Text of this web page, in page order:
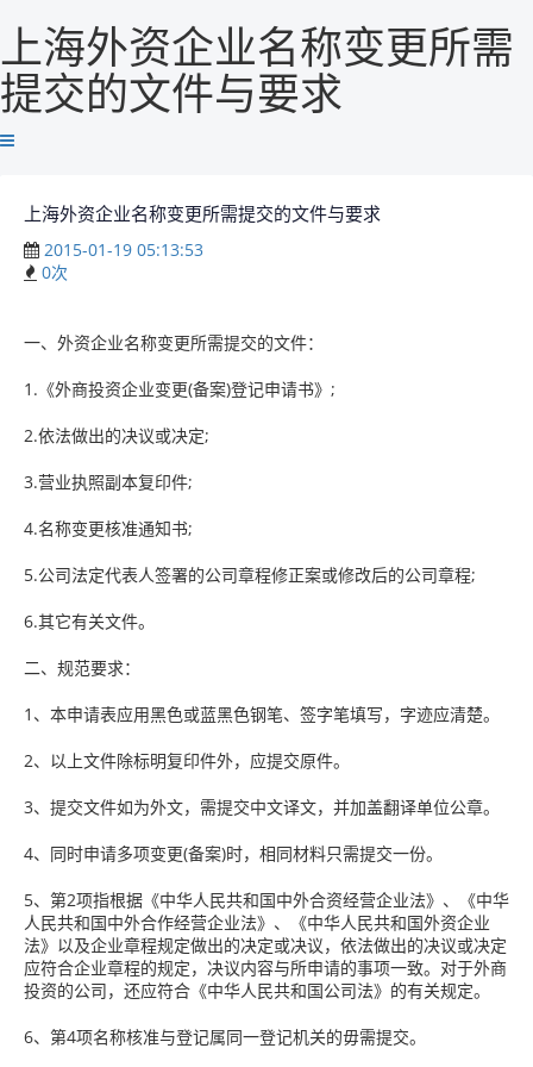
上海外资企业名称变更所需
提交的文件与要求
上海外资企业名称变更所需提交的文件与要求
2015-01-19 05:13:53
0次
一、外资企业名称变更所需提交的文件：
1.《外商投资企业变更(备案)登记申请书》;
2.依法做出的决议或决定;
3.营业执照副本复印件;
4.名称变更核准通知书;
5.公司法定代表人签署的公司章程修正案或修改后的公司章程;
6.其它有关文件。
二、规范要求：
1、本申请表应用黑色或蓝黑色钢笔、签字笔填写，字迹应清楚。
2、以上文件除标明复印件外，应提交原件。
3、提交文件如为外文，需提交中文译文，并加盖翻译单位公章。
4、同时申请多项变更(备案)时，相同材料只需提交一份。
5、第2项指根据《中华人民共和国中外合资经营企业法》、《中华
人民共和国中外合作经营企业法》、《中华人民共和国外资企业
法》以及企业章程规定做出的决定或决议，依法做出的决议或决定
应符合企业章程的规定，决议内容与所申请的事项一致。对于外商
投资的公司，还应符合《中华人民共和国公司法》的有关规定。
6、第4项名称核准与登记属同一登记机关的毋需提交。